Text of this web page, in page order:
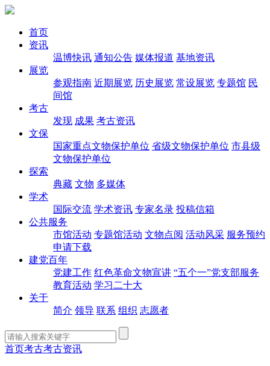
首页
资讯
温博快讯 通知公告 媒体报道 基地资讯
展览
参观指南 近期展览 历史展览 常设展览 专题馆 民
间馆
考古
发现 成果 考古资讯
文保
国家重点文物保护单位 省级文物保护单位 市县级
文物保护单位
探索
典藏 文物 多媒体
学术
国际交流 学术资讯 专家名录 投稿信箱
公共服务
市馆活动 专题馆活动 文物点阅 活动风采 服务预约
申请下载
建党百年
党建工作 红色革命文物宣讲 “五个一”党支部服务
教育活动 学习二十大
关于
简介 领导 联系 组织 志愿者
首页考古考古资讯